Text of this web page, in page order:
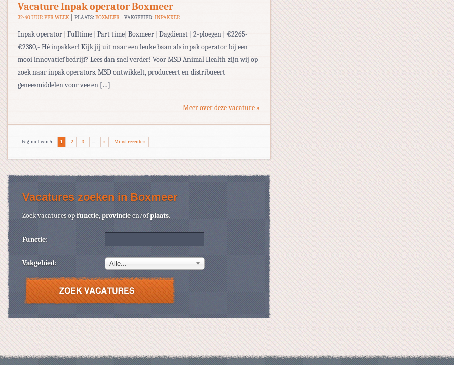
Vacature Inpak operator Boxmeer
32-40 UUR PER WEEK PLAATS: BOXMEER VAKGEBIED:INPAKKER
Inpak operator | Fulltime | Part time| Boxmeer | Dagdienst | 2-ploegen | €2265-
€2380,- Hé inpakker! Kijk jij uit naar een leuke baan als inpak operator bij een
mooi innovatief bedrijf? Lees dan snel verder! Voor MSD Animal Health zijn wij op
zoek naar inpak operators. MSD ontwikkelt, produceert en distribueert
geneesmiddelen voor vee en […]
Meer over deze vacature »
Pagina 1 van 4 1 2 3 ... » Minst recente »
Vacatures zoeken in Boxmeer
Zoek vacatures opfunctie,provincieen/ofplaats.
Functie:
Vakgebied: Alle...